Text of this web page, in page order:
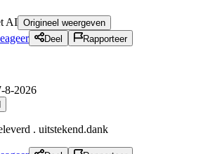
AI Origineel weergeven
Deel Rapporteer
8-2026
. uitstekend.dank